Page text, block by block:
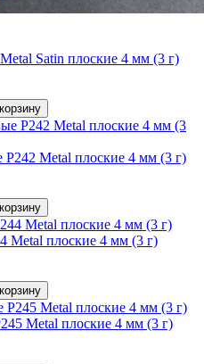
Satin плоские 4 мм (3 г)
Metal плоские 4 мм (3 г)
Metal плоские 4 мм (3 г)
Metal плоские 4 мм (3 г)